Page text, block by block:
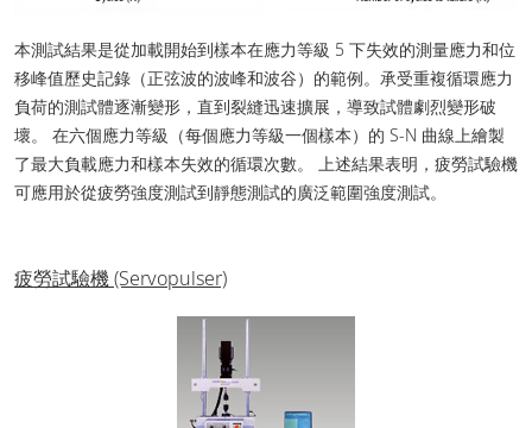
本測試結果是從加載開始到樣本在應力等級 5 下失效的測量應力和位
移峰值歷史記錄（正弦波的波峰和波谷）的範例。承受重複循環應力
負荷的測試體逐漸變形，直到裂縫迅速擴展，導致試體劇烈變形破
壞。 在六個應力等級（每個應力等級一個樣本）的 S-N 曲線上繪製
了最大負載應力和樣本失效的循環次數。 上述結果表明，疲勞試驗機
可應用於從疲勞強度測試到靜態測試的廣泛範圍強度測試。
疲勞試驗機 (Servopulser)